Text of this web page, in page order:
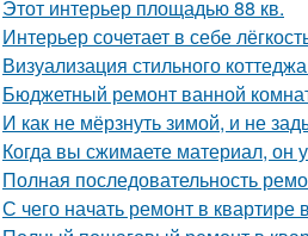
Этот интерьер площадью 88 кв.
Интерьер сочетает в себе
Визуализация стильного
Бюджетный ремонт ванной
И как не мёрзнуть зимой, и не
Когда вы сжимаете материал, он
Полная последовательность
С чего начать ремонт в